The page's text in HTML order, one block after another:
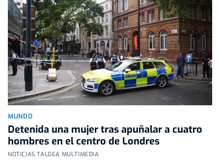
MUNDO
Detenida una mujer tras apuñalar a cuatro
hombres en el centro de Londres
NOTICIAS TALDEA MULTIMEDIA